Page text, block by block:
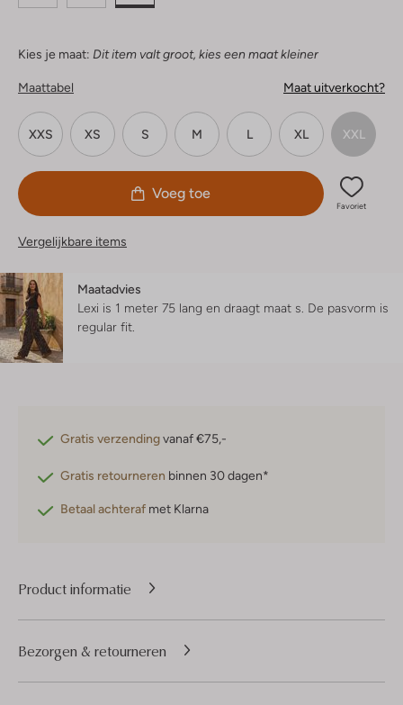
Kies je maat: Dit item valt groot, kies een maat kleiner
Maattabel Maat uitverkocht?
XXS XS S M L XL XXL
Voeg toe
Favoriet
Vergelijkbare items
Maatadvies
Lexi is 1 meter 75 lang en draagt maat s. De pasvorm is
regular fit
Gratis verzendingvanaf €75,-
Gratis retourneren binnen 30 dagen*
Betaal achteraf met Klarna
Product informatie
Bezorgen & retourneren